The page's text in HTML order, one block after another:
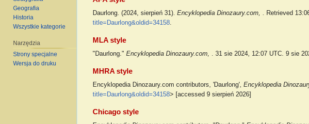
Daurlong. (2024, sierpień 31). Encyklopedia Dinozaury.com, . Retrieved
title=Daurlong&oldid=34158.
MLA style
"Daurlong." Encyklopedia Dinozaury.com, . 31 sie 2024, 12:07 UTC. 9 sie
MHRA style
Encyklopedia Dinozaury.com contributors, 'Daurlong', Encyklopedia
title=Daurlong&oldid=34158> [accessed 9 sierpień 2026]
Chicago style
Geografia
Historia
Wszystkie kategorie
Narzędzia
Strony specjalne
Wersja do druku